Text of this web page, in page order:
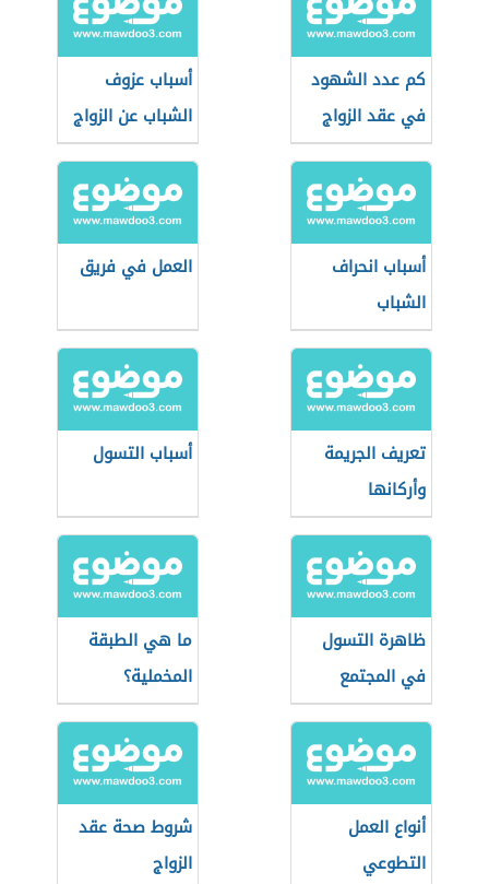
كم عدد الشهود
في عقد الزواج
أسباب عزوف
الشباب عن الزواج
أسباب انحراف
الشباب
العمل في فريق
تعريف الجريمة
وأركانها
أسباب التسول
ظاهرة التسول
في المجتمع
ما هي الطبقة
المخملية؟
أنواع العمل
التطوعي
شروط صحة عقد
الزواج